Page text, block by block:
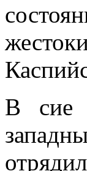
В сие